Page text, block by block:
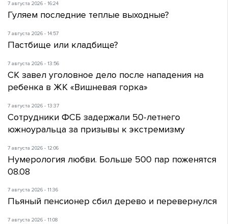
7 августа 2026 - 16:24
Гуляем последние теплые выходные?
7 августа 2026 - 14:57
Пастбище или кладбище?
7 августа 2026 - 13:56
СК завел уголовное дело после нападения на
ребенка в ЖК «Вишневая горка»
7 августа 2026 - 13:37
Сотрудники ФСБ задержали 50-летнего
южноуральца за призывы к экстремизму
7 августа 2026 - 12:06
Нумерология любви. Больше 500 пар поженятся
08.08
7 августа 2026 - 11:36
Пьяный пенсионер сбил дерево и перевернулся
7 августа 2026 - 11:08